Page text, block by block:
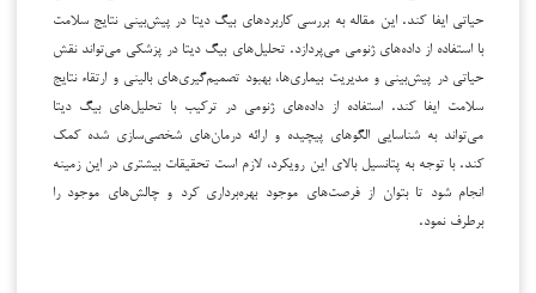
حیاتی ایفا کند. این مقاله به بررسی کاربردهای بیگ دیتا در پیش‌بینی نتایج سلامت
با استفاده از داده‌های ژنومی می‌پردازد. تحلیل‌های بیگ دیتا در پزشکی می‌تواند نقش
حیاتی در پیش‌بینی و مدیریت بیماری‌ها، بهبود تصمیم‌گیری‌های بالینی و ارتقاء نتایج
سلامت ایفا کند. استفاده از داده‌های ژنومی در ترکیب با تحلیل‌های بیگ دیتا
می‌تواند به شناسایی الگوهای پیچیده و ارائه درمان‌های شخصی‌سازی شده کمک
کند. با توجه به پتانسیل بالای این رویکرد، لازم است تحقیقات بیشتری در این زمینه
انجام شود تا بتوان از فرصت‌های موجود بهره‌برداری کرد و چالش‌های موجود را
برطرف نمود.